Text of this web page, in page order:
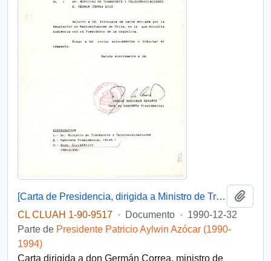
[Carta de Presidencia, dirigida a Ministro de Transporte y Telecomunicaciones]
CL CLUAH 1-90-9517 · Documento · 1990-12-32
Parte de Presidente Patricio Aylwin Azócar (1990-
1994)
Carta dirigida a don Germán Correa, ministro de